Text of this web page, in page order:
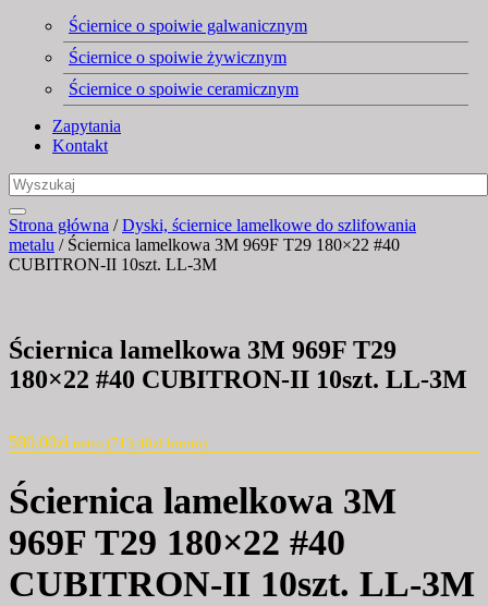
Ściernice o spoiwie galwanicznym
Ściernice o spoiwie żywicznym
Ściernice o spoiwie ceramicznym
Zapytania
Kontakt
Strona główna /Dyski, ściernice lamelkowe do szlifowania
metalu / Ściernica lamelkowa 3M 969F T29 180×22 #40
CUBITRON-II 10szt. LL-3M
Ściernica lamelkowa 3M 969F T29
180×22 #40 CUBITRON-II 10szt. LL-3M
580,00zł netto (713,40zł brutto)
Ściernica lamelkowa 3M
969F T29 180×22 #40
CUBITRON-II 10szt. LL-3M